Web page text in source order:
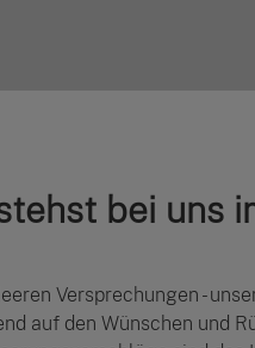
bei uns
Versprechungen -
auf den Wünschen und